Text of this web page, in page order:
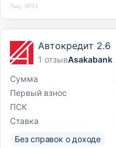
Лиц. №53
Автокредит 2.6
1 отзывAsakabank
Сумма
Первый взнос
ПСК
Ставка
Без справок о доходе